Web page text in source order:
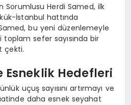
Sorumlusu Herdi Samed, ilk
İstanbul hattında
bu yeni düzenlemeyle
sefer sayısında bir
çekti.
Esneklik Hedefleri
uçuş sayısını artırmayı ve
daha esnek seyahat